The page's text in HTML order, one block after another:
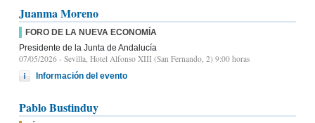
Juanma Moreno
FORO DE LA NUEVA ECONOMÍA
Presidente de la Junta de Andalucía
07/05/2026 - Sevilla, Hotel Alfonso XIII (San Fernando, 2) 9:00 horas
Información del evento
Pablo Bustinduy